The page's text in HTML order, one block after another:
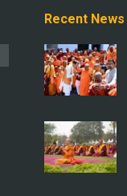
Recent News